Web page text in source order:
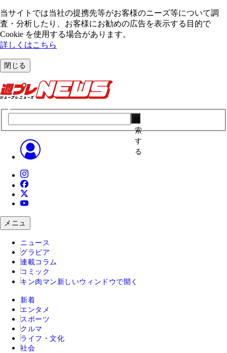
当サイトでは当社の提携先等がお客様のニーズ等について調
査・分析したり、お客様にお勧めの広告を表⽰する⽬的で
Cookie を使⽤する場合があります。
詳しくはこちら
閉じる
索
す
る
メニュ
ニュース
グラビア
連載コラム
コミック
キン肉マン 新しいウィンドウで開く
新着
エンタメ
スポーツ
クルマ
ライフ・文化
社会